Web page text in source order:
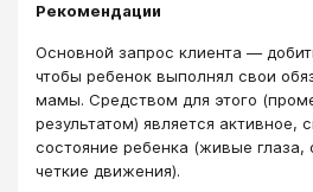
Рекомендации
Основной запрос клиента ―
чтобы ребенок выполнял свои
мамы. Средством для этого
результатом) является активное,
состояние ребенка (живые глаза,
четкие движения).